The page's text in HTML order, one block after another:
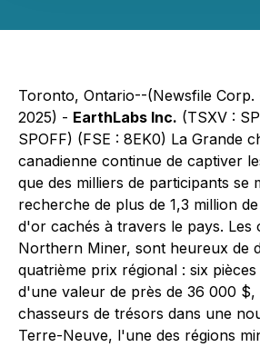
Toronto, Ontario--(Newsfile Corp.
2025) - EarthLabs Inc. (TSXV :
SPOFF) (FSE : 8EK0) La Grande
canadienne continue de captiver
que des milliers de participants se
recherche de plus de 1,3 million
d'or cachés à travers le pays. Les
Northern Miner, sont heureux de
quatrième prix régional : six
d'une valeur de près de 36 000 $,
chasseurs de trésors dans une
Terre-Neuve, l'une des régions